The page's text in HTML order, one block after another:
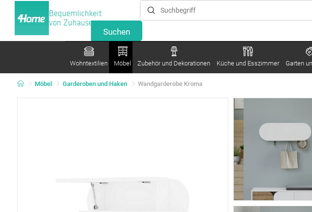
Bequemlichkeit
von Zuhause
Wohntextilien Möbel Zubehör und Dekorationen Küche und Esszimmer Garten
Möbel Garderoben und Haken Wandgarderobe Kroma